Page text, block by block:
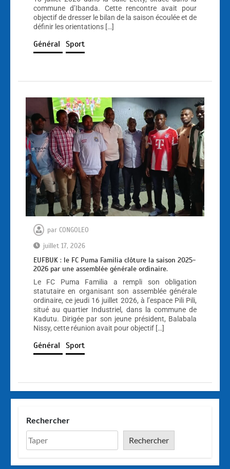
commune d’Ibanda. Cette rencontre avait pour
objectif de dresser le bilan de la saison écoulée et de
définir les orientations […]
Général Sport
par CONGOLEO
juillet 17, 2026
EUFBUK : le FC Puma Familia clôture la saison 2025-
2026 par une assemblée générale ordinaire.
Le FC Puma Familia a rempli son obligation
statutaire en organisant son assemblée générale
ordinaire, ce jeudi 16 juillet 2026, à l’espace Pili Pili,
situé au quartier Industriel, dans la commune de
Kadutu. Dirigée par son jeune président, Balabala
Nissy, cette réunion avait pour objectif […]
Général Sport
Rechercher
Rechercher